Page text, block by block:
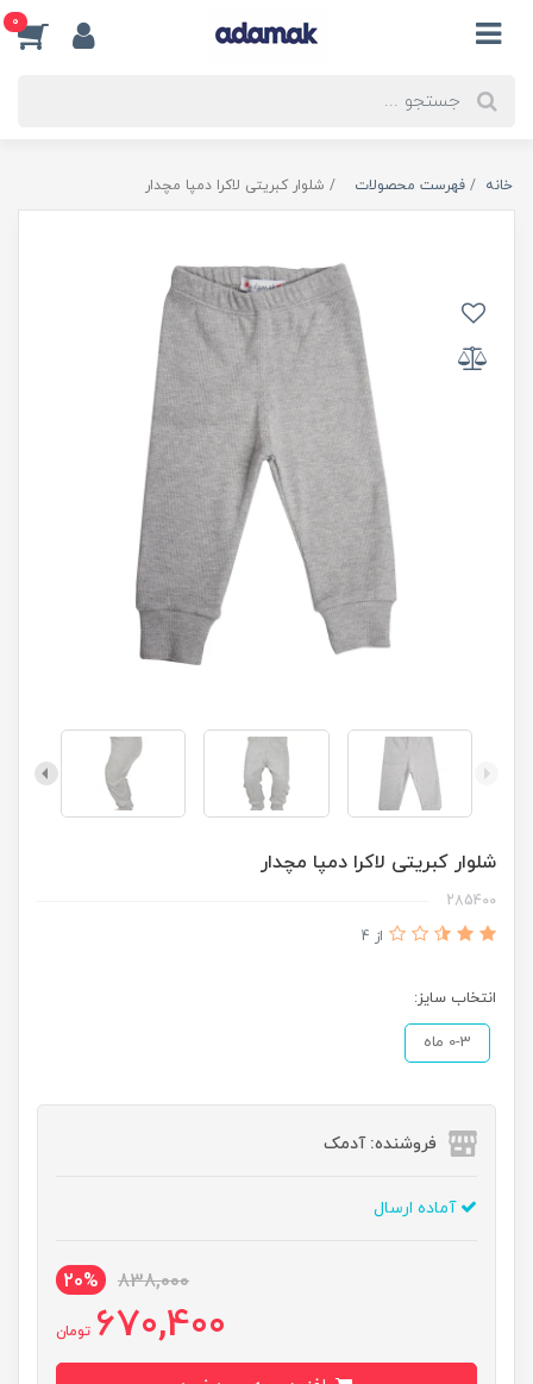
0
خانه فهرست محصولات شلوار کبریتی لاکرا دمپا مچدار
شلوار کبریتی لاکرا دمپا مچدار
285400
از 4
انتخاب سایز:
0-3 ماه
فروشنده: آدمک
آماده ارسال
838,000
20%
670,400 تومان